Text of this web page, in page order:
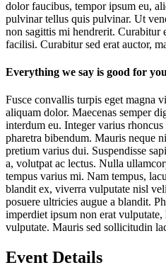
dolor faucibus, tempor ipsum eu,
pulvinar tellus quis pulvinar. Ut
non sagittis mi hendrerit. Curabitur
facilisi. Curabitur sed erat auctor,
Everything we say is good for you
Fusce convallis turpis eget magna
aliquam dolor. Maecenas semper
interdum eu. Integer varius
pharetra bibendum. Mauris neque
pretium varius dui. Suspendisse
a, volutpat ac lectus. Nulla
tempus varius mi. Nam tempus,
blandit ex, viverra vulputate nisl
posuere ultricies augue a blandit.
imperdiet ipsum non erat
vulputate. Mauris sed sollicitudin
Event Details